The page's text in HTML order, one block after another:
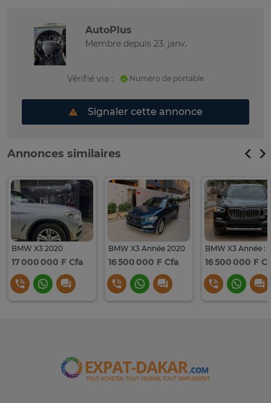
AutoPlus
Membre depuis 23. janv.
Vérifié via : Numéro de portable
Signaler cette annonce
Annonces similaires
BMW X3 2020
17 000 000 F Cfa
BMW X3 Année 2020
16 500 000 F Cfa
BMW X3 Année :
16 500 000 F